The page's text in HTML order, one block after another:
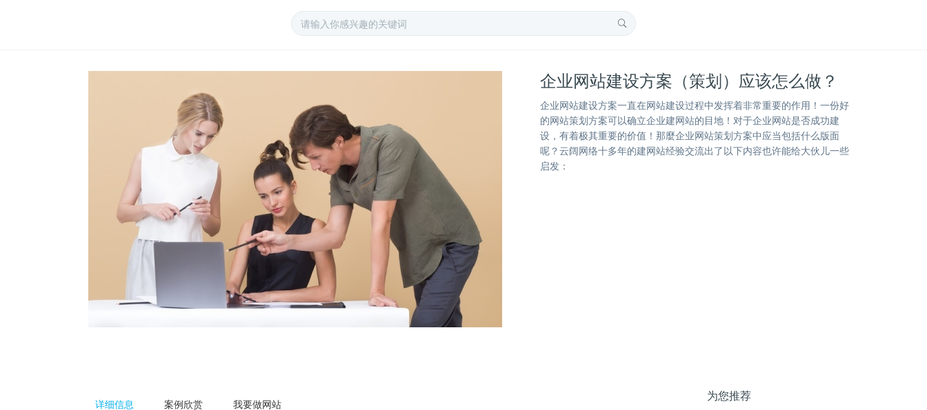
企业网站建设方案（策划）应该怎么做？
企业网站建设方案一直在网站建设过程中发挥着非常重要的作用！一份好
的网站策划方案可以确立企业建网站的目地！对于企业网站是否成功建
设，有着极其重要的价值！那麼企业网站策划方案中应当包括什么版面
呢？云阔网络十多年的建网站经验交流出了以下内容也许能给大伙儿一些
启发：
详细信息 案例欣赏 我要做网站
为您推荐